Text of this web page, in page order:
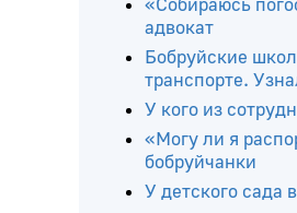
Читайте ещё
«Собираюсь
адвокат
Бобруйские
транспорте.
У кого из